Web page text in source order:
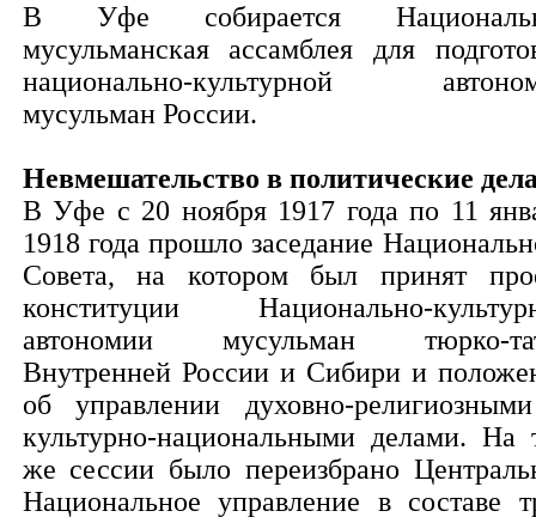
В Уфе собирается
мусульманская ассамблея для
национально-культурной
мусульман России.
Невмешательство в политические
В Уфе с 20 ноября 1917 года по 11
1918 года прошло заседание
Совета, на котором был принят
конституции Национально-
автономии мусульман тюрко-
Внутренней России и Сибири и
об управлении духовно-
культурно-национальными делами. На
же сессии было переизбрано
Национальное управление в составе